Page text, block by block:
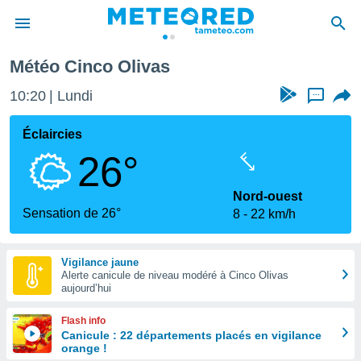
de
Météo Cinco Olivas
10:20 Lundi ...
Éclaircies
26°
Sensation de 26°
Nord-ouest
8
22 km/h
Vigilance jaune
Alerte canicule de niveau modéré à Cinco Olivas
aujourd’hui
Flash info
Canicule : 22 départements placés en vigilance
orange !